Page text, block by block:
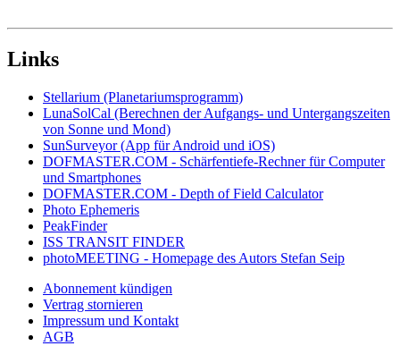
Links
Stellarium (Planetariumsprogramm)
LunaSolCal (Berechnen der Aufgangs- und Untergangszeiten
von Sonne und Mond)
SunSurveyor (App für Android und iOS)
DOFMASTER.COM - Schärfentiefe-Rechner für Computer
und Smartphones
DOFMASTER.COM - Depth of Field Calculator
Photo Ephemeris
PeakFinder
ISS TRANSIT FINDER
photoMEETING - Homepage des Autors Stefan Seip
Abonnement kündigen
Vertrag stornieren
Impressum und Kontakt
AGB